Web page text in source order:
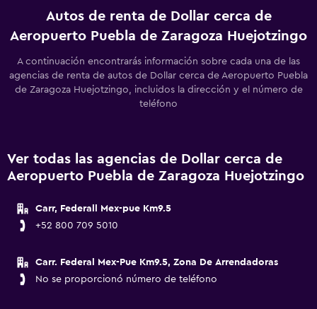
Autos de renta de Dollar cerca de
Aeropuerto Puebla de Zaragoza Huejotzingo
A continuación encontrarás información sobre cada una de las
agencias de renta de autos de Dollar cerca de Aeropuerto Puebla
de Zaragoza Huejotzingo, incluidos la dirección y el número de
teléfono
Ver todas las agencias de Dollar cerca de
Aeropuerto Puebla de Zaragoza Huejotzingo
Carr, Federall Mex-pue Km9.5
+52 800 709 5010
Carr. Federal Mex-Pue Km9.5, Zona De Arrendadoras
No se proporcionó número de teléfono